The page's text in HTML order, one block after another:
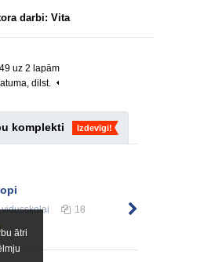
darbi: Vita
uz 2 lapām
dilst.
komplekti Izdevīgi!
ātri
vidusskolai 18